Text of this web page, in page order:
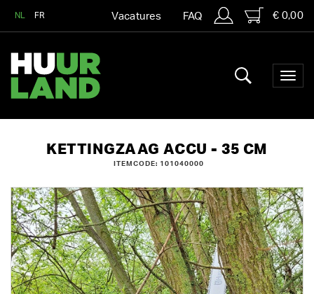
NL FR Vacatures FAQ € 0,00
KETTINGZAAG ACCU - 35 CM
ITEMCODE: 101040000